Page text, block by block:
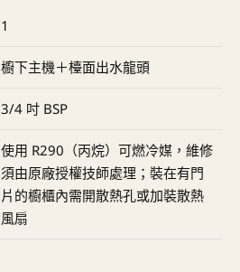
1
櫥下主機＋檯面出水龍頭
3/4 吋 BSP
使用 R290（丙烷）可燃冷媒，維修
須由原廠授權技師處理；裝在有門
片的櫥櫃內需開散熱孔或加裝散熱
風扇